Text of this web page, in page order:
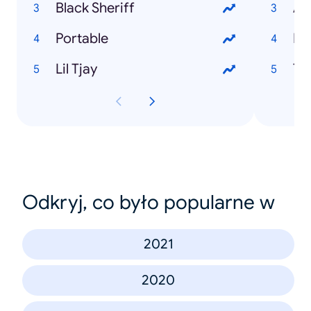
Black Sheriff
Portable
Lil Tjay
Odkryj, co było popularne w
2021
2020